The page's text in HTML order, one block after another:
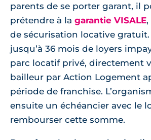
parents de se porter garant, il
prétendre à la garantie VISALE
de sécurisation locative
jusqu’à 36 mois de loyers
parc locatif privé, directement
bailleur par Action Logement
période de franchise.
ensuite un échéancier avec le
rembourser cette somme.